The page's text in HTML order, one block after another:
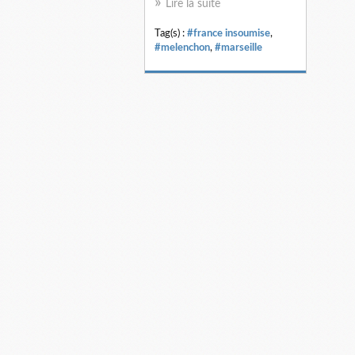
Lire la suite
Tag(s) : #france insoumise,
#melenchon, #marseille